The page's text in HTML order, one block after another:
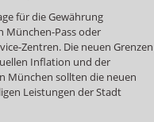
für die Gewährung
München-Pass oder
Zentren. Die neuen Grenzen
Inflation und der
München sollten die neuen
Leistungen der Stadt